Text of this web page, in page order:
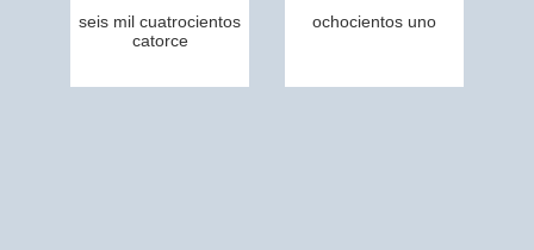
seis mil cuatrocientos
catorce
ochocientos uno